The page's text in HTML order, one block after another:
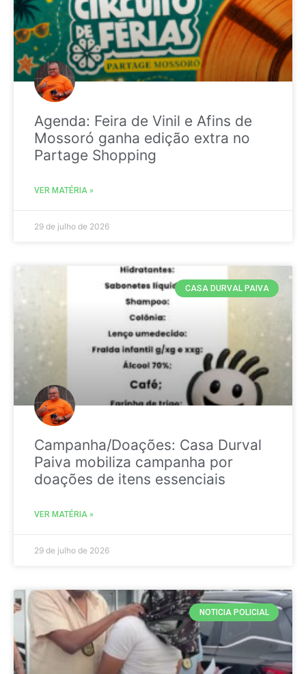
Agenda: Feira de Vinil e Afins de
Mossoró ganha edição extra no
Partage Shopping
VER MATÉRIA »
29 de julho de 2026
CASA DURVAL PAIVA
Campanha/Doações: Casa Durval
Paiva mobiliza campanha por
doações de itens essenciais
VER MATÉRIA »
29 de julho de 2026
NOTICIA POLICIAL